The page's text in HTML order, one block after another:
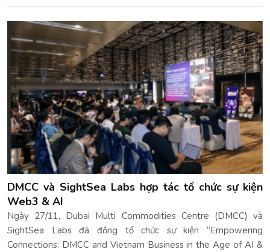
DMCC và SightSea Labs hợp tác tổ chức sự kiện
Web3 & AI
Ngày 27/11, Dubai Multi Commodities Centre (DMCC) và
SightSea Labs đã đồng tổ chức sự kiện “Empowering
Connections: DMCC and Vietnam Business in the Age of AI &